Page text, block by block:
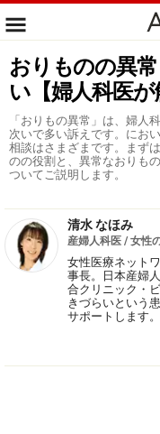
おりものの異
い【婦人科医が
「おりもの異常」は、婦人
次いで多い訴えです。にお
相談はさまざまです。まず
のの役割と、異常なおりも
ついてご説明します。
清水 なほみ
産婦人科医 / 女性
女性医療ネット
事長。日本産婦
合クリニック・
きづらいという
サポートします。